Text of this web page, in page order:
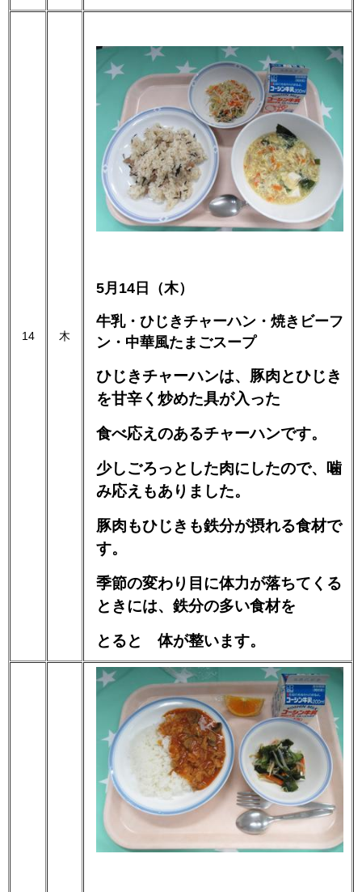
14 木
5月14日（木）
牛乳・ひじきチャーハン・焼きビーフ
ン・中華風たまごスープ
ひじきチャーハンは、豚肉とひじき
を甘辛く炒めた具が入った
食べ応えのあるチャーハンです。
少しごろっとした肉にしたので、噛
み応えもありました。
豚肉もひじきも鉄分が摂れる食材で
す。
季節の変わり目に体力が落ちてくる
ときには、鉄分の多い食材を
とると 体が整います。